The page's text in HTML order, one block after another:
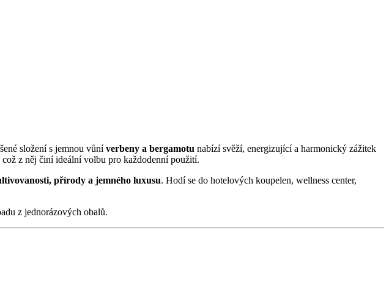
složení s jemnou vůníverbeny a bergamotu nabízí svěží, energizující a harmonický zážitek
což z něj činí ideální volbu pro každodenní použití.
přírody a jemného luxusu. Hodí se do hotelových koupelen, wellness center,
z jednorázových obalů.